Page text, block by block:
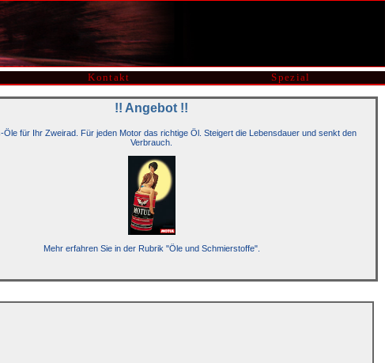
Kontakt Spezial
!! Angebot !!
Öle für Ihr Zweirad. Für jeden Motor das richtige Öl. Steigert die Lebensdauer und senkt den
Verbrauch.
Mehr erfahren Sie in der Rubrik "Öle und Schmierstoffe".